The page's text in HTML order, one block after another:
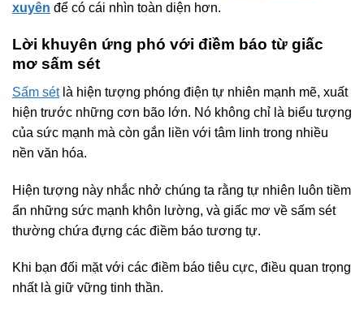
xuyên để có cái nhìn toàn diện hơn.
Lời khuyên ứng phó với điềm báo từ giấc
mơ sấm sét
Sấm sétlà hiện tượng phóng điện tự nhiên mạnh mẽ, xuất
hiện trước những cơn bão lớn. Nó không chỉ là biểu tượng
của sức mạnh mà còn gắn liền với tâm linh trong nhiều
nền văn hóa.
Hiện tượng này nhắc nhở chúng ta rằng tự nhiên luôn tiềm
ẩn những sức mạnh khôn lường, và giấc mơ về sấm sét
thường chứa đựng các điềm báo tương tự.
Khi bạn đối mặt với các điềm báo tiêu cực, điều quan trọng
nhất là giữ vững tinh thần.